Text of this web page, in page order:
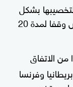
بشكل
دائم، فإن نائب الرئيس جي دي فانس عرض وقفا لمدة 20
من الاتفاق
وفرنسا